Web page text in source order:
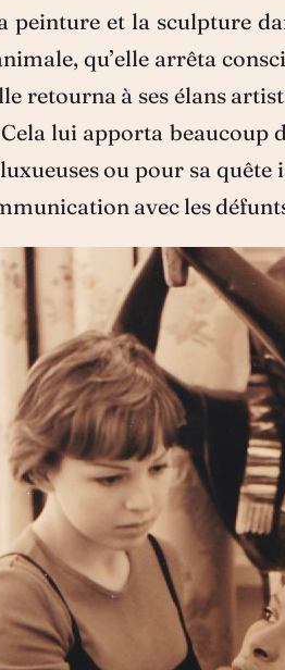
peinture et la sculpture
qu’elle arrêta
retourna à ses élans
lui apporta
ou pour sa
avec les